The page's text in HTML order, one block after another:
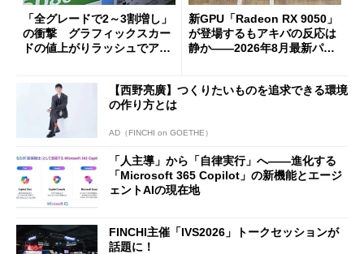
「全グレードで2～3割増し」
の衝撃 グラフィックスカー
ドの値上がりラッシュでアキ
新GPU「Radeon RX 9050」
が登場するもアキバの反応は
静か――2026年8月最新パー
【西野亮廣】つくりたいものを追求できる環境
の作り方とは
AD（FINCHI on GOETHE）
「人主導」から「自律実行」へ――進化する
「Microsoft 365 Copilot」の新機能とエージ
ェントAIの現在地
FINCHI主催「IVS2026」トークセッションが
話題に！